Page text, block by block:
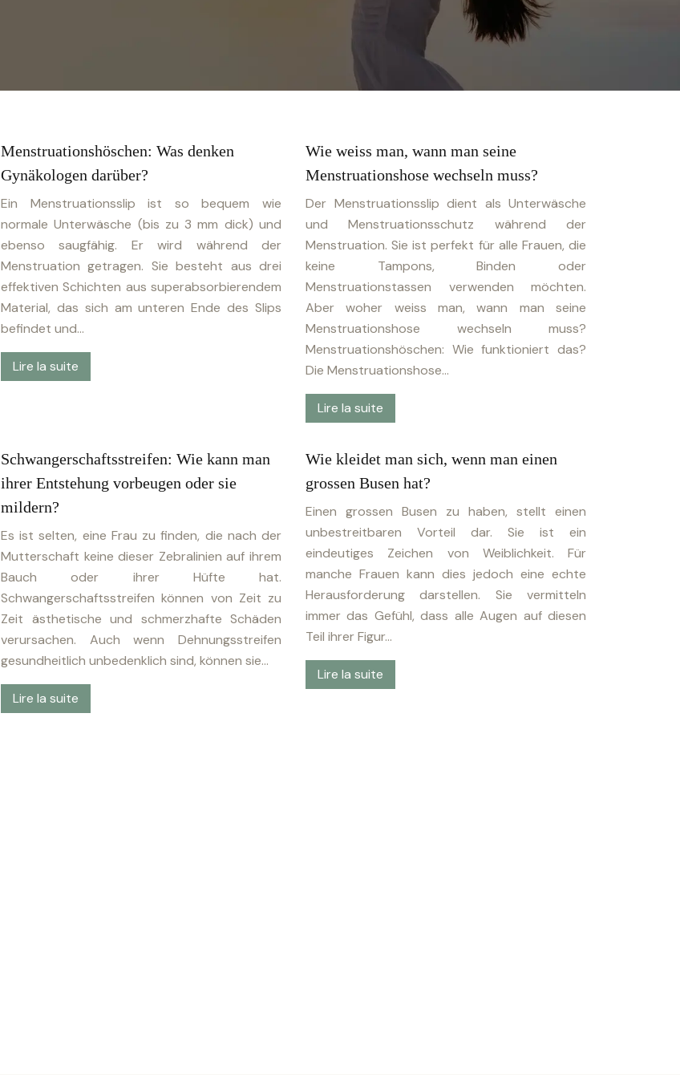
Menstruationshöschen: Was denken
Gynäkologen darüber?
Ein Menstruationsslip ist so bequem wie
normale Unterwäsche (bis zu 3 mm dick) und
ebenso saugfähig. Er wird während der
Menstruation getragen. Sie besteht aus drei
effektiven Schichten aus superabsorbierendem
Material, das sich am unteren Ende des Slips
befindet und…
Lire la suite
Wie weiss man, wann man seine
Menstruationshose wechseln muss?
Der Menstruationsslip dient als Unterwäsche
und Menstruationsschutz während der
Menstruation. Sie ist perfekt für alle Frauen, die
keine Tampons, Binden oder
Menstruationstassen verwenden möchten.
Aber woher weiss man, wann man seine
Menstruationshose wechseln muss?
Menstruationshöschen: Wie funktioniert das?
Die Menstruationshose…
Lire la suite
Schwangerschaftsstreifen: Wie kann man
ihrer Entstehung vorbeugen oder sie
mildern?
Es ist selten, eine Frau zu finden, die nach der
Mutterschaft keine dieser Zebralinien auf ihrem
Bauch oder ihrer Hüfte hat.
Schwangerschaftsstreifen können von Zeit zu
Zeit ästhetische und schmerzhafte Schäden
verursachen. Auch wenn Dehnungsstreifen
gesundheitlich unbedenklich sind, können sie…
Lire la suite
Wie kleidet man sich, wenn man einen
grossen Busen hat?
Einen grossen Busen zu haben, stellt einen
unbestreitbaren Vorteil dar. Sie ist ein
eindeutiges Zeichen von Weiblichkeit. Für
manche Frauen kann dies jedoch eine echte
Herausforderung darstellen. Sie vermitteln
immer das Gefühl, dass alle Augen auf diesen
Teil ihrer Figur…
Lire la suite